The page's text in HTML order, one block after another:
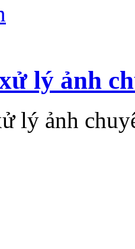
lý ảnh
lý ảnh